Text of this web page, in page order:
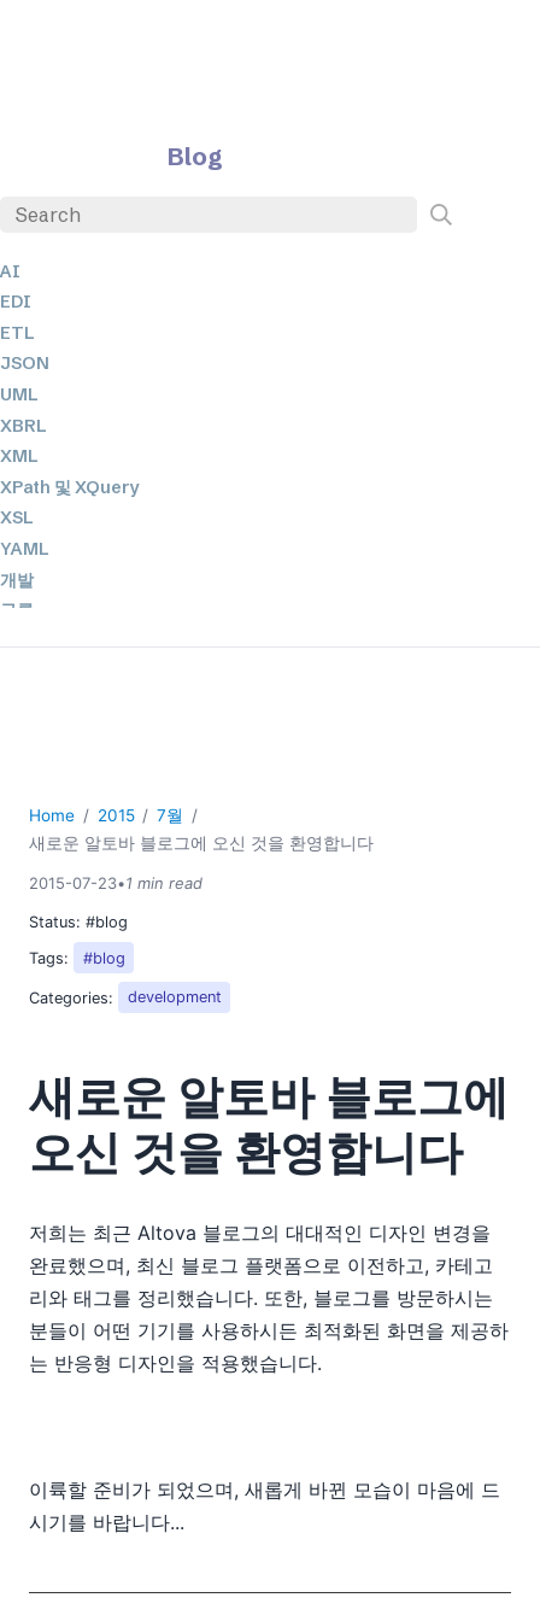
Blog
AI
EDI
ETL
JSON
UML
XBRL
XML
XPath 및 XQuery
XSL
YAML
개발
구름
규제 솔루션
2026
2025
2024
2023
2022
2021
2018
2017
2016
01
04
05
06
새로운 알토바 블로그에 오신 것을 환영합니다
새로운 서비스 팩이 출시되었습니다
알토바 온라인 교육을 통해 XPath 3.1을 배우세요
Home 2015
7월
새로운 알토바 블로그에 오신 것을 환영합니다
2015-07-23•1 min read
Status: #blog
Tags:
#blog
Categories: development
새로운 알토바 블로그에
오신 것을 환영합니다
저희는 최근 Altova 블로그의 대대적인 디자인 변경을
완료했으며, 최신 블로그 플랫폼으로 이전하고, 카테고
리와 태그를 정리했습니다. 또한, 블로그를 방문하시는
분들이 어떤 기기를 사용하시든 최적화된 화면을 제공하
는 반응형 디자인을 적용했습니다.
이륙할 준비가 되었으며, 새롭게 바뀐 모습이 마음에 드
시기를 바랍니다...